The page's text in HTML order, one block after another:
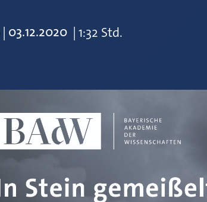
| 03.12.2020 | 1:32 Std.